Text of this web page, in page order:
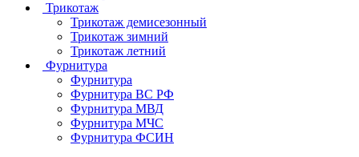
Трикотаж
Трикотаж демисезонный
Трикотаж зимний
Трикотаж летний
Фурнитура
Фурнитура
Фурнитура ВС РФ
Фурнитура МВД
Фурнитура МЧС
Фурнитура ФСИН